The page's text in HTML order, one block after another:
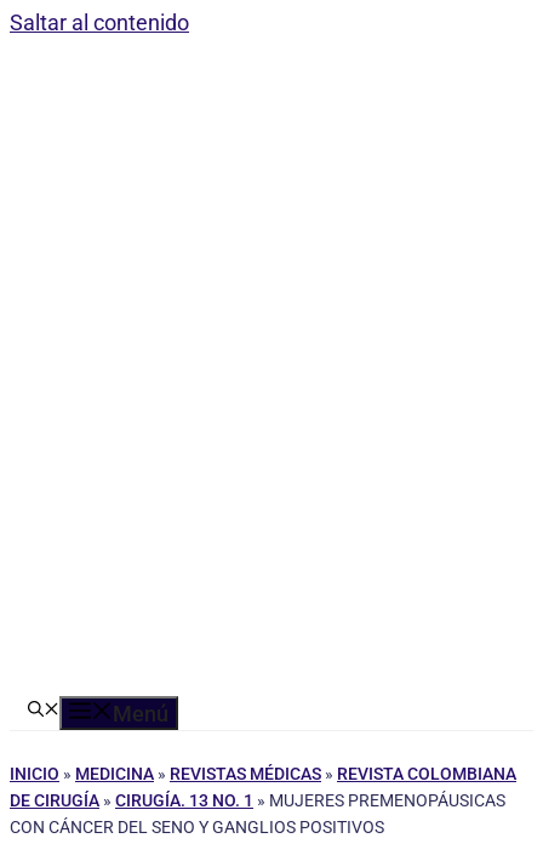
Saltar al contenido
Menú
INICIO » MEDICINA » REVISTAS MÉDICAS » REVISTA COLOMBIANA
DE CIRUGÍA » CIRUGÍA. 13 NO. 1 » MUJERES PREMENOPÁUSICAS
CON CÁNCER DEL SENO Y GANGLIOS POSITIVOS